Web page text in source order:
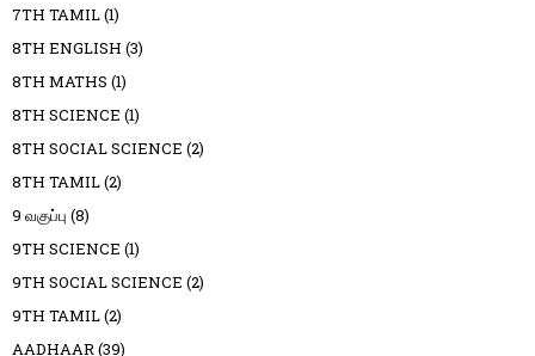
7TH TAMIL(1)
8TH ENGLISH (3)
8TH MATHS (1)
8TH SCIENCE (1)
8TH SOCIAL SCIENCE (2)
8TH TAMIL(2)
9 வகுப்பு (8)
9TH SCIENCE (1)
9TH SOCIAL SCIENCE (2)
9TH TAMIL(2)
AADHAAR(39)